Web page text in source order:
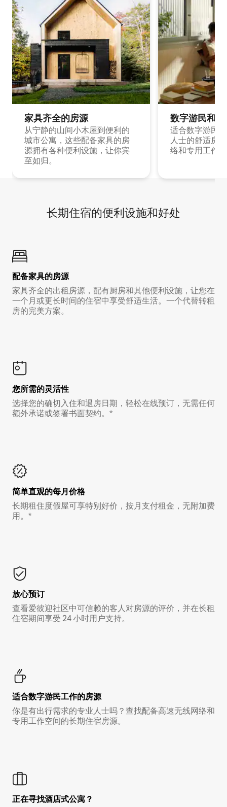
家具齐全的房源
从宁静的山间小木屋到便利的
城市公寓，这些配备家具的房
源拥有各种便利设施，让你宾
至如归。
数字游民和
适合数字游民
人士的舒适房
络和专用工作
长期住宿的便利设施和好处
配备家具的房源
家具齐全的出租房源，配有厨房和其他便利设施，让您在
一个月或更长时间的住宿中享受舒适生活。一个代替转租
房的完美方案。
您所需的灵活性
选择您的确切入住和退房日期，轻松在线预订，无需任何
额外承诺或签署书面契约。*
简单直观的每月价格
长期租住度假屋可享特别好价，按月支付租金，无附加费
用。*
放心预订
查看爱彼迎社区中可信赖的客人对房源的评价，并在长租
住宿期间享受 24 小时用户支持。
适合数字游民工作的房源
你是有出行需求的专业人士吗？查找配备高速无线网络和
专用工作空间的长期住宿房源。
正在寻找酒店式公寓？